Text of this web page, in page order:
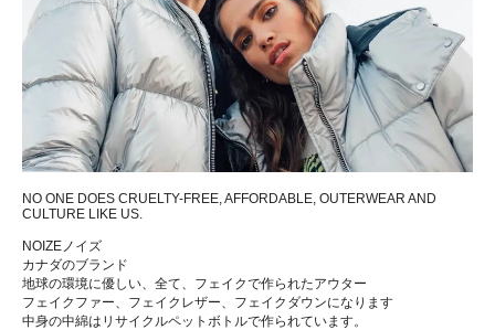
NO ONE DOES CRUELTY-FREE, AFFORDABLE, OUTERWEAR AND
CULTURE LIKE US.
NOIZEノイズ
カナダのブランド
地球の環境に優しい、全て、フェイクで作られたアウター
フェイクファー、フェイクレザー、フェイクダウンになります
中身の中綿はリサイクルペットボトルで作られています。